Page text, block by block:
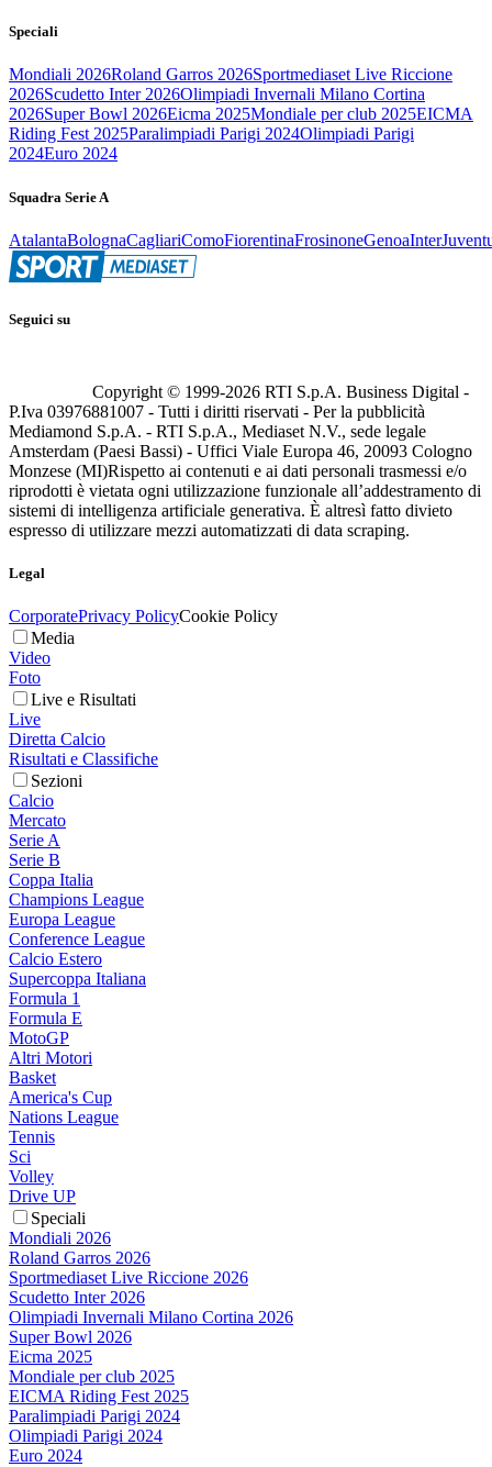
Speciali
Mondiali 2026Roland Garros 2026Sportmediaset Live Riccione
2026Scudetto Inter 2026Olimpiadi Invernali Milano Cortina
2026Super Bowl 2026Eicma 2025Mondiale per club 2025EICMA
Riding Fest 2025Paralimpiadi Parigi 2024Olimpiadi Parigi
2024Euro 2024
Squadra Serie A
AtalantaBolognaCagliariComoFiorentinaFrosinoneGenoaInter
Seguici su
Copyright © 1999-2026 RTI S.p.A. Business Digital -
P.Iva 03976881007 - Tutti i diritti riservati - Per la pubblicità
Mediamond S.p.A. - RTI S.p.A., Mediaset N.V., sede legale
Amsterdam (Paesi Bassi) - Uffici Viale Europa 46, 20093 Cologno
Monzese (MI)Rispetto ai contenuti e ai dati personali trasmessi e/o
riprodotti è vietata ogni utilizzazione funzionale all’addestramento di
sistemi di intelligenza artificiale generativa. È altresì fatto divieto
espresso di utilizzare mezzi automatizzati di data scraping.
Legal
CorporatePrivacy PolicyCookie Policy
Media
Video
Foto
Live e Risultati
Live
Diretta Calcio
Risultati e Classifiche
Sezioni
Calcio
Mercato
Serie A
Serie B
Coppa Italia
Champions League
Europa League
Conference League
Calcio Estero
Supercoppa Italiana
Formula 1
Formula E
MotoGP
Altri Motori
Basket
America's Cup
Nations League
Tennis
Sci
Volley
Drive UP
Speciali
Mondiali 2026
Roland Garros 2026
Sportmediaset Live Riccione 2026
Scudetto Inter 2026
Olimpiadi Invernali Milano Cortina 2026
Super Bowl 2026
Eicma 2025
Mondiale per club 2025
EICMA Riding Fest 2025
Paralimpiadi Parigi 2024
Olimpiadi Parigi 2024
Euro 2024